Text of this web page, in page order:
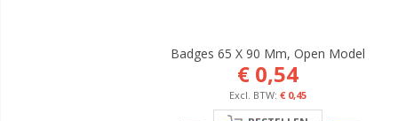
Badges 65 X 90 Mm, Open Model
€ 0,54
€ 0,45